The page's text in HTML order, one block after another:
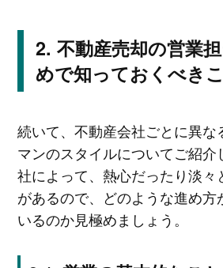
不動産売却の営業
めで知っておくべき
続いて、不動産会社ごとに異な
マンのスタイルについてご紹介
社によって、熱心だったり淡々
があるので、どのような進め方
いるのか見極めましょう。